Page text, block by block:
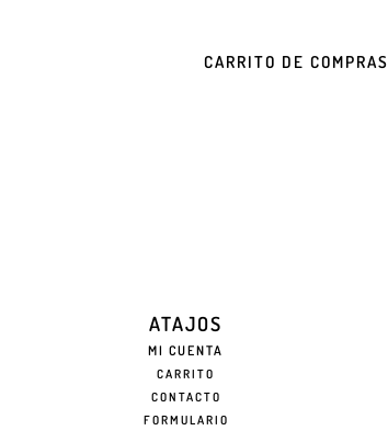
CARRITO DE COMPRAS
ATAJOS
MI CUENTA
CARRITO
CONTACTO
FORMULARIO